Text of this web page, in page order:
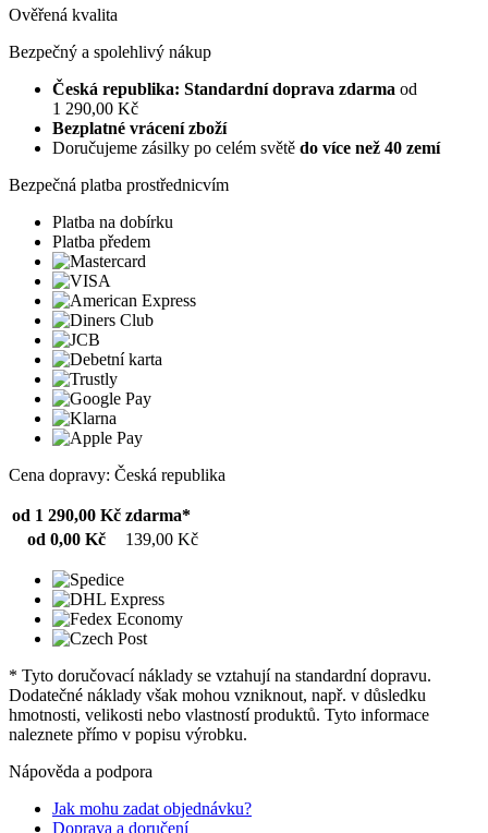
Ověřená kvalita
Bezpečný a spolehlivý nákup
Česká republika: Standardní doprava zdarma od
1 290,00 Kč
Bezplatné vrácení zboží
Doručujeme zásilky po celém světě do více než 40 zemí
Bezpečná platba prostřednicvím
Platba na dobírku
Platba předem
Cena dopravy: Česká republika
od 1 290,00 Kč zdarma*
od 0,00 Kč
139,00 Kč
* Tyto doručovací náklady se vztahují na standardní dopravu.
Dodatečné náklady však mohou vzniknout, např. v důsledku
hmotnosti, velikosti nebo vlastností produktů. Tyto informace
naleznete přímo v popisu výrobku.
Nápověda a podpora
Jak mohu zadat objednávku?
Doprava a doručení